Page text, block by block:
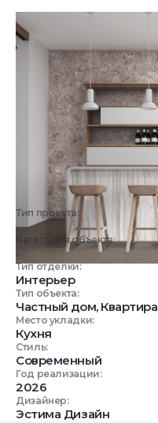
Тип проекта:
3D визуализация
Категория объекта:
Жилые объекты
Тип отделки:
Интерьер
Тип объекта:
Частный дом, Квартира
Место укладки:
Кухня
Стиль:
Современный
Год реализации:
2026
Дизайнер:
Эстима Дизайн